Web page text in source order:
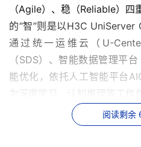
（Agile）、稳（Reliable）
的“智”则是以H3C UniServer
通过统一运维云（U-
（SDS）、智能数据管理平
能优化，依托人工智能平台
为深度学习、认知推理等工
由内及外的全栈智能应用。
阅读剩余